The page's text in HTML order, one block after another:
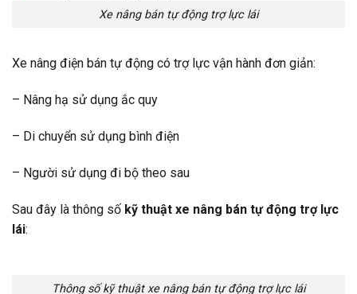
Xe nâng bán tự động trợ lực lái
Xe nâng điện bán tự động có trợ lực vận hành đơn giản:
– Nâng hạ sử dụng ắc quy
– Di chuyển sử dụng bình điện
– Người sử dụng đi bộ theo sau
Sau đây là thông số kỹ thuật xe nâng bán tự động trợ lực
lái:
Thông số kỹ thuật xe nâng bán tự động trợ lực lái